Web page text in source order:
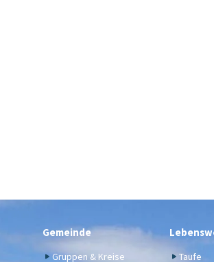
Gemeinde
Gruppen & Kreise Taufe